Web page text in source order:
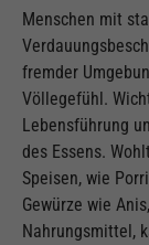
Menschen mit
fremder
Völlegefühl.
Lebensführung
des Essens.
Speisen, wie
Gewürze wie
Nahrungsmittel,